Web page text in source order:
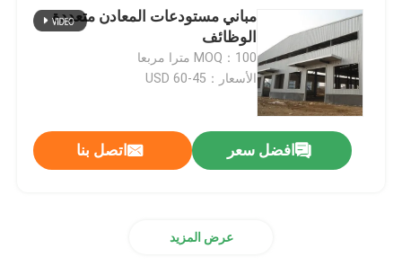
مباني مستودعات المعادن متعددة
الوظائف
MOQ：100 مترا مربعا
الأسعار：45-60 USD
افضل سعر اتصل بنا
عرض المزيد